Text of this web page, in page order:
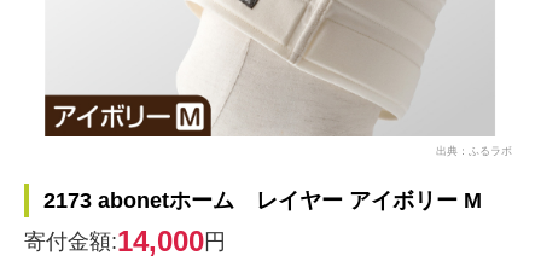
出典：ふるラボ
2173 abonetホーム レイヤー アイボリー M
寄付金額:14,000円